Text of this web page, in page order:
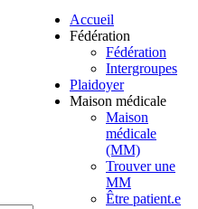
Accueil
Fédération
Fédération
Intergroupes
Plaidoyer
Maison médicale
Maison
médicale
(MM)
Trouver une
MM
Être patient.e